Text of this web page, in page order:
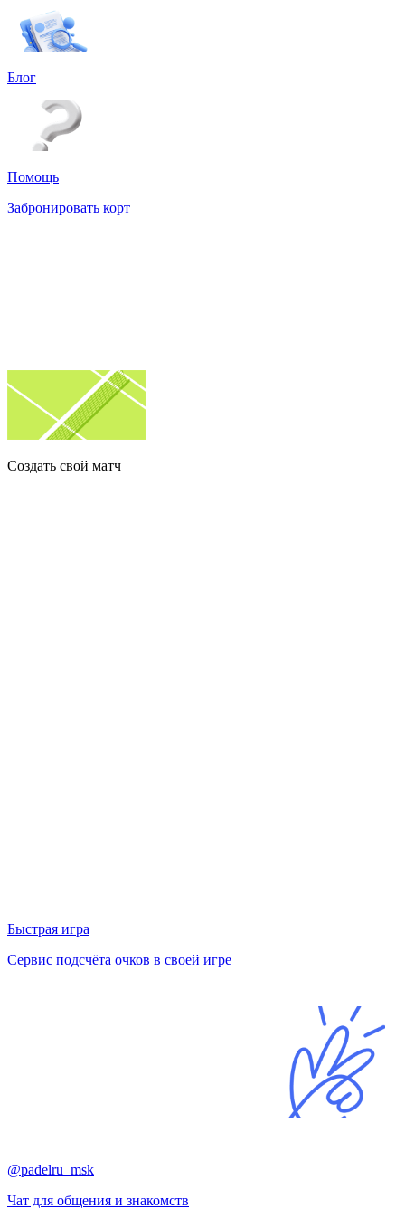
Блог
Помощь
Забронировать корт
Создать свой матч
Быстрая игра
Сервис подсчёта очков в своей игре
@padelru_msk
Чат для общения и знакомств